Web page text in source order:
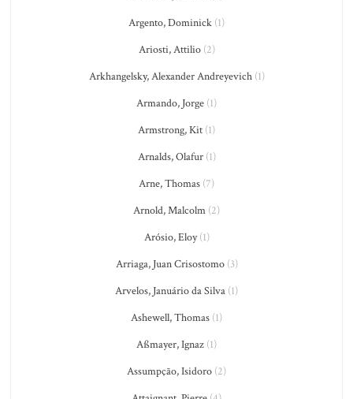
Argento, Dominick (1)
Ariosti, Attilio(2)
Arkhangelsky, Alexander Andreyevich(1)
Armando, Jorge (1)
Armstrong, Kit (1)
Arnalds, Olafur(1)
Arne, Thomas (7)
Arnold, Malcolm (2)
Arósio, Eloy(1)
Arriaga, Juan Crisostomo(3)
Arvelos, Januário da Silva (1)
Ashewell, Thomas (1)
Aßmayer, Ignaz (1)
Assumpção, Isidoro (2)